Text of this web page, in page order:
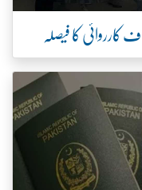
کارروائی کا فیصلہ